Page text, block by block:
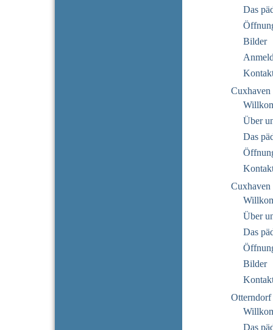
Das
Bilder
Über
Das
Über
Das
Bilder
Otterndorf
Das